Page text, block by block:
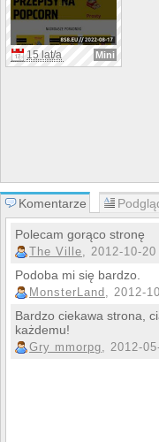
15 lat/a Mini
Komentarze
Polecam gorąco stronę
The Ville, 2012-10-20
Podoba mi się bardzo.
MonsterLand , 2012-
Bardzo ciekawa strona,
każdemu!
Gry mmorpg, 2012-